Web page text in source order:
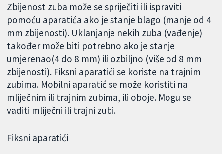
Zbijenost zuba može se spriječiti ili ispraviti
pomoću aparatića ako je stanje blago (manje od 4
mm zbijenosti). Uklanjanje nekih zuba (vađenje)
također može biti potrebno ako je stanje
umjerenao(4 do 8 mm) ili ozbiljno (više od 8 mm
zbijenosti). Fiksni aparatići se koriste na trajnim
zubima. Mobilni aparatić se može koristiti na
mliječnim ili trajnim zubima, ili oboje. Mogu se
vaditi mliječni ili trajni zubi.
Fiksni aparatići